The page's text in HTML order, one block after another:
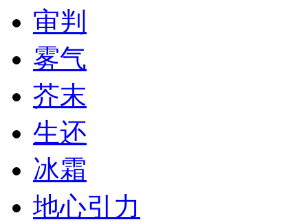
审判
雾气
芥末
生还
冰霜
地心引力